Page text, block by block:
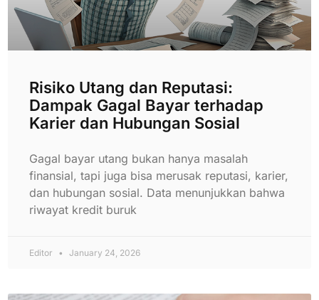
Risiko Utang dan Reputasi:
Dampak Gagal Bayar terhadap
Karier dan Hubungan Sosial
Gagal bayar utang bukan hanya masalah
finansial, tapi juga bisa merusak reputasi, karier,
dan hubungan sosial. Data menunjukkan bahwa
riwayat kredit buruk
Editor January 24, 2026